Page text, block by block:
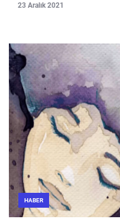
23 Aralık 2021
HABER